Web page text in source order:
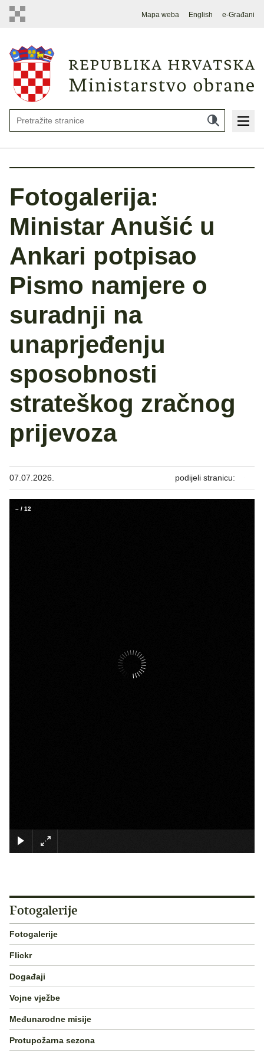
Mapa weba English e-Građani
Fotogalerija:
Ministar Anušić u
Ankari potpisao
Pismo namjere o
suradnji na
unaprjeđenju
sposobnosti
strateškog zračnog
prijevoza
07.07.2026. podijeli stranicu:
– / 12
Fotogalerije
Fotogalerije
Flickr
Događaji
Vojne vježbe
Međunarodne misije
Protupožarna sezona